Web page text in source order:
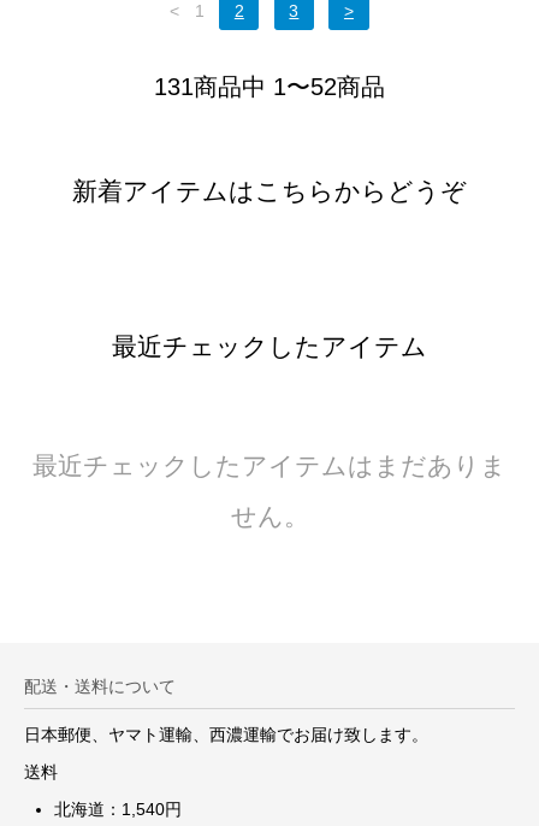
< 1 2 3 >
131商品中 1〜52商品
新着アイテムはこちらからどうぞ
最近チェックしたアイテム
最近チェックしたアイテムはまだありま
せん。
配送・送料について
日本郵便、ヤマト運輸、西濃運輸でお届け致します。
送料
北海道：1,540円